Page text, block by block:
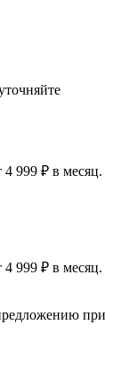
4 999 ₽ в месяц.
4 999 ₽ в месяц.
при